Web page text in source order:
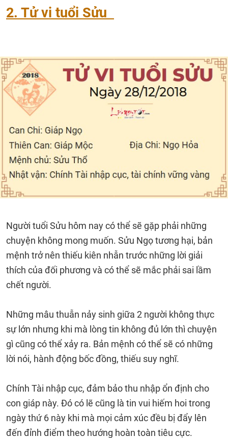
2. Tử vi tuổi Sửu
Người tuổi Sửu hôm nay có thể sẽ gặp phải những
chuyện không mong muốn. Sửu Ngọ tương hại, bản
mệnh trở nên thiếu kiên nhẫn trước những lời giải
thích của đối phương và có thể sẽ mắc phải sai lầm
chết người.
Những mâu thuẫn nảy sinh giữa 2 người không thực
sự lớn nhưng khi mà lòng tin không đủ lớn thì chuyện
gì cũng có thể xảy ra. Bản mệnh có thể sẽ có những
lời nói, hành động bốc đồng, thiếu suy nghĩ.
Chính Tài nhập cục, đảm bảo thu nhập ổn định cho
con giáp này. Đó có lẽ cũng là tin vui hiếm hoi trong
ngày thứ 6 này khi mà mọi cảm xúc đều bị đẩy lên
đến đỉnh điểm theo hướng hoàn toàn tiêu cực.